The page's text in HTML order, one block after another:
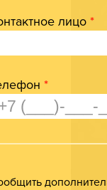
лицо *
*